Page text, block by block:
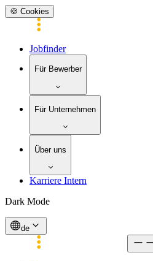
🍪 Cookies
Jobfinder
Für Bewerber
Für Unternehmen
Über uns
Karriere Intern
Dark Mode
de